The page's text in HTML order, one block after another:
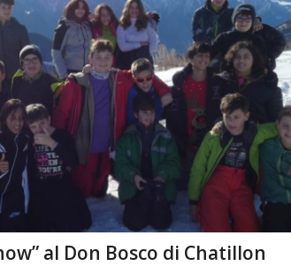
al Don Bosco di Chatillon